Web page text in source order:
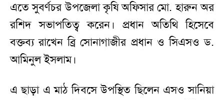
এতে সুবর্ণচর উপজেলা কৃষি অফিসার মো. হারুন অর
রশিদ সভাপতিত্ব করেন। প্রধান অতিথি হিসেবে
বক্তব্য রাখেন ব্রি সোনাগাজীর প্রধান ও সিএসও ড.
আমিনুল ইসলাম।
এ ছাড়া এ মাঠ দিবসে উপস্থিত ছিলেন এসও সানিয়া